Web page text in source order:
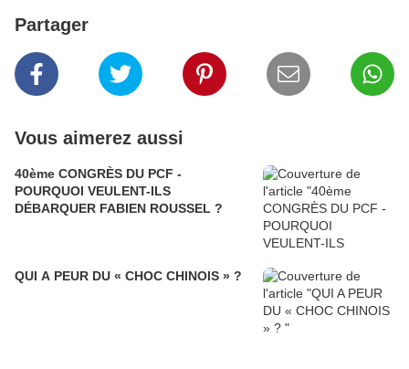
Partager
Vous aimerez aussi
40ème CONGRÈS DU PCF -
POURQUOI VEULENT-ILS
DÉBARQUER FABIEN ROUSSEL ?
QUI A PEUR DU « CHOC CHINOIS » ?